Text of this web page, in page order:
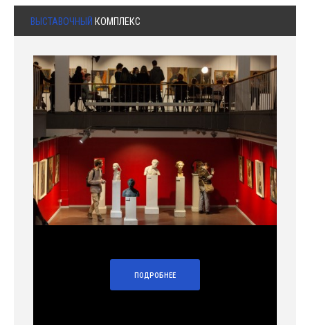
ВЫСТАВОЧНЫЙ КОМПЛЕКС
ПОДРОБНЕЕ